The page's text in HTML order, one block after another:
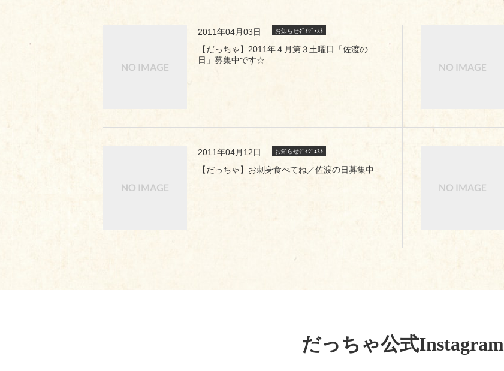
2011年04月03日 お知らせﾀﾞｲｼﾞｪｽﾄ
【だっちゃ】2011年４月第３土曜日「佐渡の
日」募集中です☆
2011年04月12日 お知らせﾀﾞｲｼﾞｪｽﾄ
【だっちゃ】お刺身食べてね／佐渡の日募集中
だっちゃ公式Instagram